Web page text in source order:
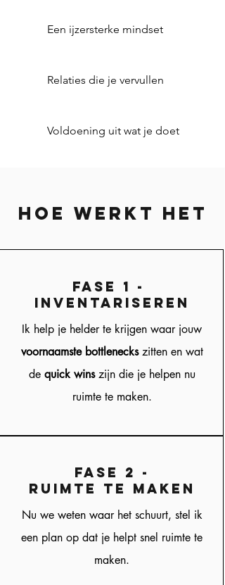
Een ijzersterke mindset
Relaties die je vervullen
Voldoening uit wat je doet
hoe werkt het
Fase 1 -
inventariseren
Ik help je helder te krijgen waar jouw
voornaamste bottleneckszitten en wat
dequick winszijn die je helpen nu
ruimte te maken.
fase 2 -
Ruimte te maken
Nu we weten waar het schuurt, stel ik
een plan op dat je helpt snel ruimte te
maken.